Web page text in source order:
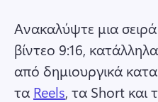
Ανακαλύψτε μια
βίντεο 9:16,
από δημιουργικά
τα Reels, τα Short και